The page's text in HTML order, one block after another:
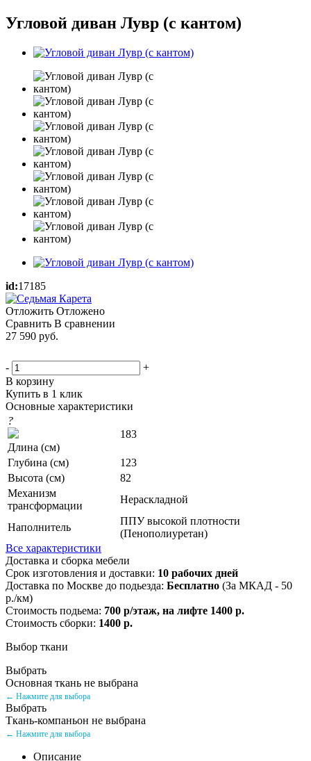
Угловой диван Лувр (с кантом)
id:17185
Отложить Отложено
Сравнить В сравнении
27 590 руб.
-
+
В корзину
Купить в 1 клик
Основные характеристики
?
Длина (см)
183
Глубина (см)
123
Высота (см)
82
Механизм
трансформации
Нераскладной
Наполнитель
ППУ высокой плотности
(Пенополиуретан)
Все характеристики
Доставка и сборка мебели
Срок изготовления и доставки: 10 рабочих дней
Доставка по Москве до подьезда: Бесплатно (За МКАД - 50
р./км)
Стоимость подьема: 700 р/этаж, на лифте 1400 р.
Стоимость сборки: 1400 р.
Выбор ткани
Выбрать
Основная ткань не выбрана
← Нажмите для выбора
Выбрать
Ткань-компаньон не выбрана
← Нажмите для выбора
Описание